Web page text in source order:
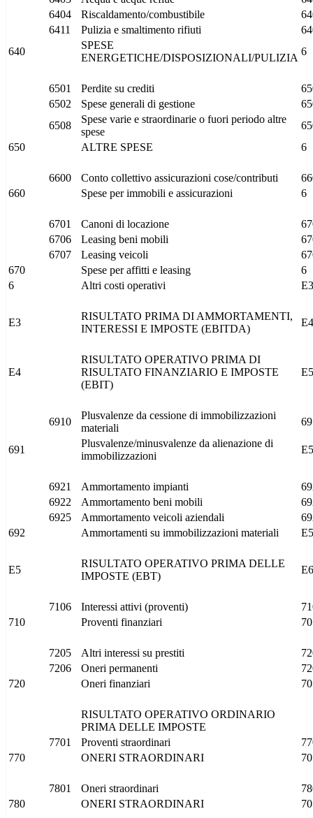
6404
Riscaldamento/combustibile
6411
Pulizia e smaltimento rifiuti
640
SPESE
ENERGETICHE/DISPOSIZIONALI/PULIZIA
6
6501 Perdite su crediti
6502
Spese generali di gestione
6508
Spese varie e straordinarie o fuori periodo altre
spese
650
ALTRE SPESE 6
6600 Conto collettivo assicurazioni cose/contributi
660
Spese per immobili e assicurazioni 6
6701 Canoni di locazione
6706
Leasing beni mobili
6707
Leasing veicoli
670
Spese per affitti e leasing
6
6
Altri costi operativi E3
E3
RISULTATO PRIMA DI AMMORTAMENTI,
INTERESSI E IMPOSTE (EBITDA)
E4
E4
RISULTATO OPERATIVO PRIMA DI
RISULTATO FINANZIARIO E IMPOSTE
(EBIT)
E5
6910
Plusvalenze da cessione di immobilizzazioni
materiali
691
Plusvalenze/minusvalenze da alienazione di
immobilizzazioni
E5
6921 Ammortamento impianti
6922
Ammortamento beni mobili
6925
Ammortamento veicoli aziendali
692
Ammortamenti su immobilizzazioni materiali E5
E5
RISULTATO OPERATIVO PRIMA DELLE
IMPOSTE (EBT)
E6
7106 Interessi attivi (proventi)
710
Proventi finanziari 70
7205 Altri interessi su prestiti
7206
Oneri permanenti
720
Oneri finanziari 70
RISULTATO OPERATIVO ORDINARIO
PRIMA DELLE IMPOSTE
7701
Proventi straordinari
770
ONERI STRAORDINARI 70
7801 Oneri straordinari
780
ONERI STRAORDINARI 70